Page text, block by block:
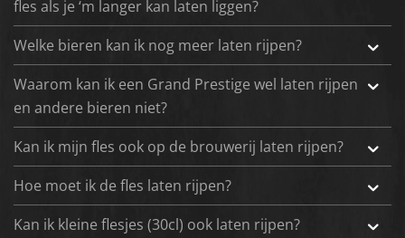
fles als je ‘m langer kan laten liggen?
Welke bieren kan ik nog meer laten rijpen?
Waarom kan ik een Grand Prestige wel laten rijpen
en andere bieren niet?
Kan ik mijn fles ook op de brouwerij laten rijpen?
Hoe moet ik de fles laten rijpen?
Kan ik kleine flesjes (30cl) ook laten rijpen?